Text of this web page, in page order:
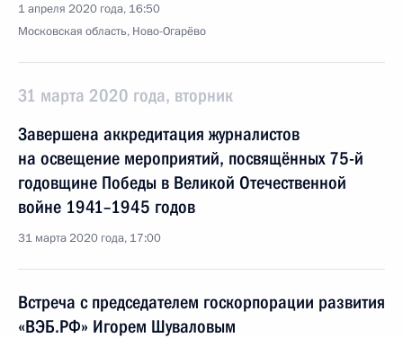
1 апреля 2020 года, 16:50
Московская область, Ново-Огарёво
31 марта 2020 года, вторник
Завершена аккредитация журналистов
на освещение мероприятий, посвящённых 75-й
годовщине Победы в Великой Отечественной
войне 1941–1945 годов
31 марта 2020 года, 17:00
Встреча с председателем госкорпорации развития
«ВЭБ.РФ» Игорем Шуваловым